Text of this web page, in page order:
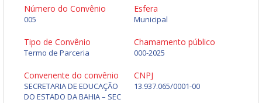
Número do Convênio
005
Esfera
Municipal
Tipo de Convênio
Termo de Parceria
Chamamento público
000-2025
Convenente do convênio
SECRETARIA DE EDUCAÇÃO
DO ESTADO DA BAHIA – SEC
CNPJ
13.937.065/0001-00